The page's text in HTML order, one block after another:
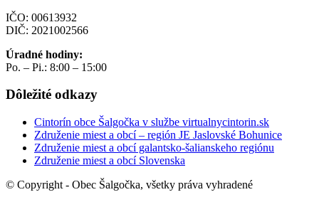
IČO: 00613932
DIČ: 2021002566
Úradné hodiny:
Po. – Pi.: 8:00 – 15:00
Dôležité odkazy
Cintorín obce Šalgočka v službe virtualnycintorin.sk
Združenie miest a obcí – región JE Jaslovské Bohunice
Združenie miest a obcí galantsko-šalianskeho regiónu
Združenie miest a obcí Slovenska
© Copyright - Obec Šalgočka, všetky práva vyhradené